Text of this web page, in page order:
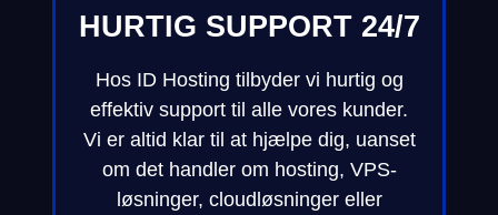
HURTIG SUPPORT 24/7
Hos ID Hosting tilbyder vi hurtig og
effektiv support til alle vores kunder.
Vi er altid klar til at hjælpe dig, uanset
om det handler om hosting, VPS-
løsninger, cloudløsninger eller